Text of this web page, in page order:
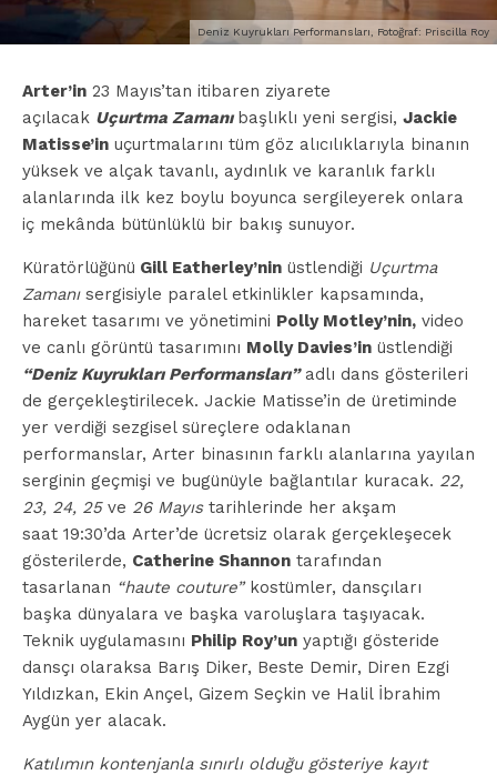
Deniz Kuyrukları Performansları, Fotoğraf: Priscilla Roy
Arter’in 23 Mayıs’tan itibaren ziyarete
açılacak Uçurtma Zamanıbaşlıklı yeni sergisi, Jackie
Matisse’in uçurtmalarını tüm göz alıcılıklarıyla binanın
yüksek ve alçak tavanlı, aydınlık ve karanlık farklı
alanlarında ilk kez boylu boyunca sergileyerek onlara
iç mekânda bütünlüklü bir bakış sunuyor.
Küratörlüğünü Gill Eatherley’nin üstlendiği Uçurtma
Zamanısergisiyle paralel etkinlikler kapsamında,
hareket tasarımı ve yönetimini Polly Motley’nin, video
ve canlı görüntü tasarımını Molly Davies’in üstlendiği
“Deniz Kuyrukları Performansları”adlı dans gösterileri
de gerçekleştirilecek. Jackie Matisse’in de üretiminde
yer verdiği sezgisel süreçlere odaklanan
performanslar, Arter binasının farklı alanlarına yayılan
serginin geçmişi ve bugünüyle bağlantılar kuracak. 22,
23, 24, 25 ve 26 Mayıstarihlerinde her akşam
saat 19:30’da Arter’de ücretsiz olarak gerçekleşecek
gösterilerde, Catherine Shannon tarafından
tasarlanan “haute couture”kostümler, dansçıları
başka dünyalara ve başka varoluşlara taşıyacak.
Teknik uygulamasını Philip Roy’un yaptığı gösteride
dansçı olaraksa Barış Diker, Beste Demir, Diren Ezgi
Yıldızkan, Ekin Ançel, Gizem Seçkin ve Halil İbrahim
Aygün yer alacak.
Katılımın kontenjanla sınırlı olduğu gösteriye kayıt